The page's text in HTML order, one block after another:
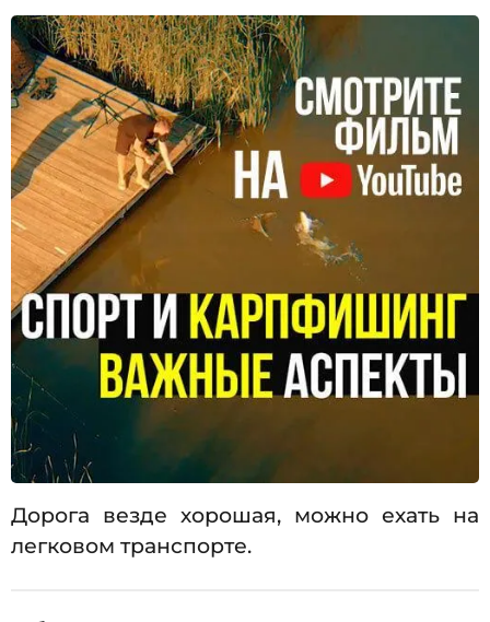
Дорога везде хорошая, можно ехать на
легковом транспорте.